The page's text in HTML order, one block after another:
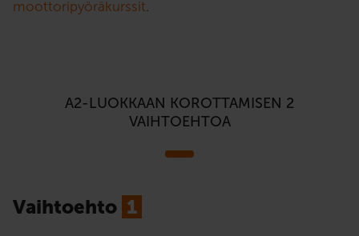
moottoripyöräkurssit
A2-LUOKKAAN KOROTTAMISEN 2
VAIHTOEHTOA
Vaihtoehto 1